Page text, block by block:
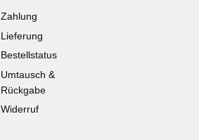
Zahlung
Lieferung
Bestellstatus
Umtausch &
Rückgabe
Widerruf